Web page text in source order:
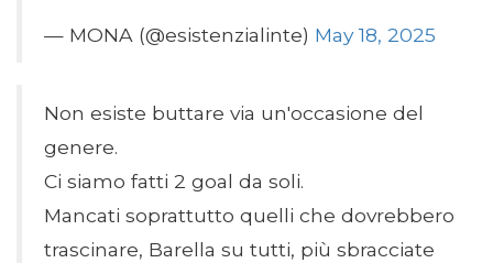
— MONA (@esistenzialinte) May 18, 2025
Non esiste buttare via un'occasione del
genere.
Ci siamo fatti 2 goal da soli.
Mancati soprattutto quelli che dovrebbero
trascinare, Barella su tutti, più sbracciate